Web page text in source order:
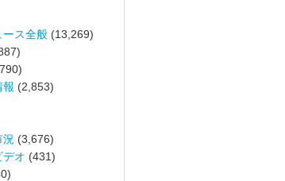
ース全般 (13,269)
報 (2,853)
(3,676)
デオ (431)